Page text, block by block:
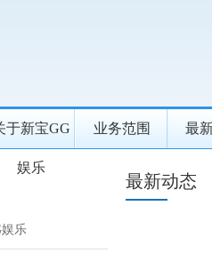
于新宝GG
娱乐
业务范围 最
娱乐
最新动态